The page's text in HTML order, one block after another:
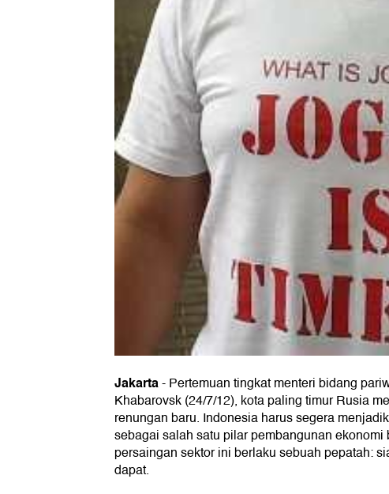
Jakarta-Pertemuan tingkat menteri bidang
Khabarovsk (24/7/12), kota paling timur Rusia
renungan baru. Indonesia harus segera
sebagai salah satu pilar pembangunan ekonomi
persaingan sektor ini berlaku sebuah pepatah:
dapat.